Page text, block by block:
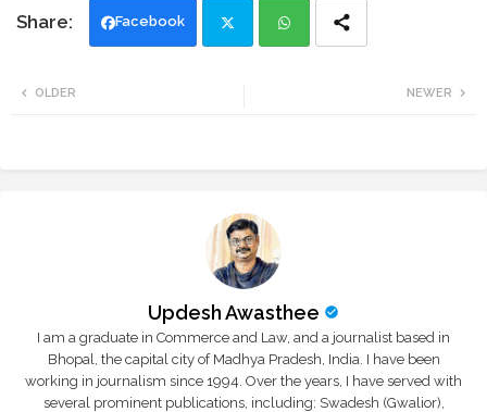
Facebook
NEWER
OLDER
Updesh Awasthee
I am a graduate in Commerce and Law, and a journalist based in
Bhopal, the capital city of Madhya Pradesh, India. I have been
working in journalism since 1994. Over the years, I have served with
several prominent publications, including: Swadesh (Gwalior),